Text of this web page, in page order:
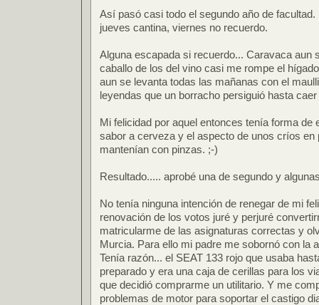
Así pasó casi todo el segundo año de
jueves cantina, viernes no recuerdo.
Alguna escapada si recuerdo... Caravaca aun
caballo de los del vino casi me rompe el
aun se levanta todas las mañanas con el
leyendas que un borracho persiguió hasta
Mi felicidad por aquel entonces tenía forma de
sabor a cerveza y el aspecto de unos críos en
mantenían con pinzas. ;-)
Resultado..... aprobé una de segundo y
No tenía ninguna intención de renegar de mi
renovación de los votos juré y perjuré
matricularme de las asignaturas correctas y
Murcia. Para ello mi padre me sobornó con la
Tenía razón... el SEAT 133 rojo que usaba
preparado y era una caja de cerillas para los
que decidió comprarme un utilitario. Y me
problemas de motor para soportar el castigo